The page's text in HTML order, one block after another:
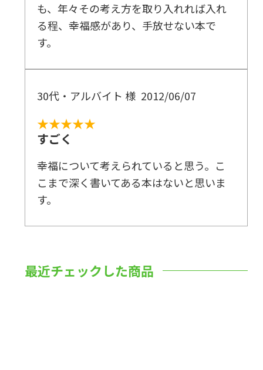
も、年々その考え方を取り入れれば入れ
る程、幸福感があり、手放せない本で
す。
30代・アルバイト 様 2012/06/07
★★★★★
すごく
幸福について考えられていると思う。こ
こまで深く書いてある本はないと思いま
す。
最近チェックした商品